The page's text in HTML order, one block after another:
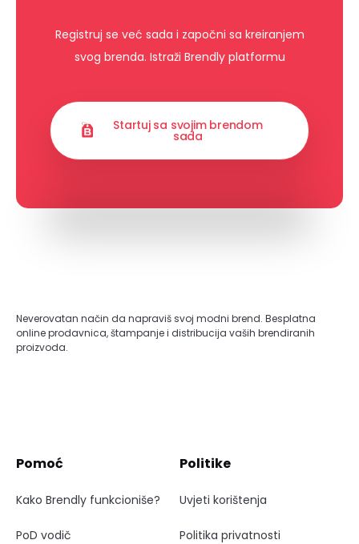
Registruj se već sada i započni sa kreiranjem
svog brenda. Istraži Brendly platformu
Startuj sa svojim brendom
sada
Neverovatan način da napraviš svoj modni brend. Besplatna
online prodavnica, štampanje i distribucija vaših brendiranih
proizvoda.
Pomoć
Kako Brendly funkcioniše?
PoD vodič
Politike
Uvjeti korištenja
Politika privatnosti